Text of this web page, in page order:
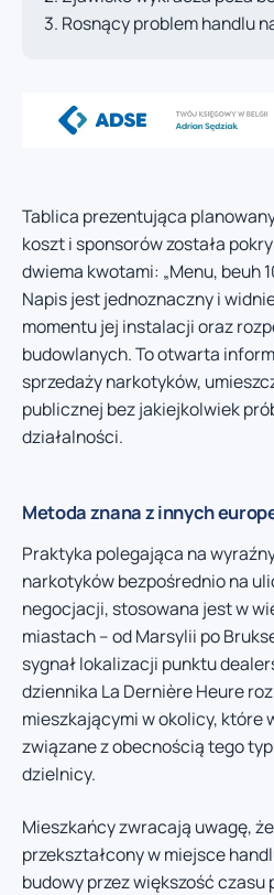
Rosnący problem handlu
Tablica prezentująca
koszt i sponsorów została
dwiema kwotami: „Menu, beuh
Napis jest jednoznaczny i
momentu jej instalacji oraz
budowlanych. To otwarta
sprzedaży narkotyków,
publicznej bez jakiejkolwiek
działalności.
Metoda znana z innych
Praktyka polegająca na
narkotyków bezpośrednio na
negocjacji, stosowana jest w
miastach – od Marsylii po
sygnał lokalizacji punktu
dziennika La Dernière Heure
mieszkającymi w okolicy, które
związane z obecnością tego
dzielnicy.
Mieszkańcy zwracają uwagę,
przekształcony w miejsce
budowy przez większość czasu